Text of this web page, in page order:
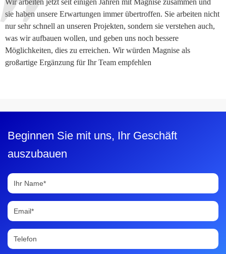
Wir arbeiten jetzt seit einigen Jahren mit Magnise zusammen und
sie haben unsere Erwartungen immer übertroffen. Sie arbeiten nicht
nur sehr schnell an unseren Projekten, sondern sie verstehen auch,
was wir aufbauen wollen, und geben uns noch bessere
Möglichkeiten, dies zu erreichen. Wir würden Magnise als
großartige Ergänzung für Ihr Team empfehlen
Beginnen Sie mit uns, Ihr Geschäft
auszubauen